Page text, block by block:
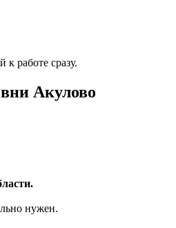
к работе сразу.
Акулово
нужен.